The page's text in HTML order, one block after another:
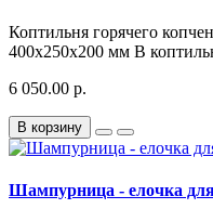
Коптильня горячего
400х250х200 мм В
6 050.00 р.
В корзину
Шампурница - елочка